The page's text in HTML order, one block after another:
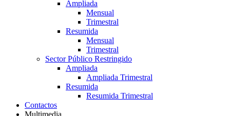
Ampliada
Mensual
Trimestral
Resumida
Mensual
Trimestral
Sector Público Restringido
Ampliada
Ampliada Trimestral
Resumida
Resumida Trimestral
Contactos
Multimedia